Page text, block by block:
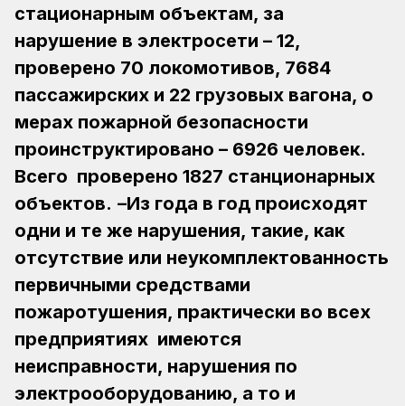
стационарным объектам, за
нарушение в электросети – 12,
проверено 70 локомотивов, 7684
пассажирских и 22 грузовых вагона, о
мерах пожарной безопасности
проинструктировано – 6926 человек.
Всего проверено 1827 станционарных
объектов. –Из года в год происходят
одни и те же нарушения, такие, как
отсутствие или неукомплектованность
первичными средствами
пожаротушения, практически во всех
предприятиях имеются
неисправности, нарушения по
электрооборудованию, а то и